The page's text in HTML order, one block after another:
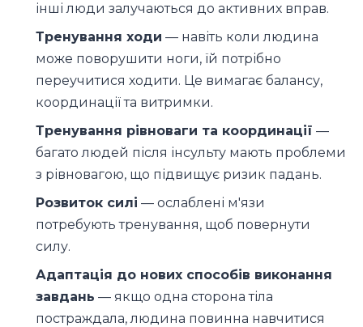
інші люди залучаються до активних вправ.
Тренування ходи — навіть коли людина
може поворушити ноги, їй потрібно
переучитися ходити. Це вимагає балансу,
координації та витримки.
Тренування рівноваги та координації —
багато людей після інсульту мають проблеми
з рівновагою, що підвищує ризик падань.
Розвиток силі — ослаблені м'язи
потребують тренування, щоб повернути
силу.
Адаптація до нових способів виконання
завдань — якщо одна сторона тіла
постраждала, людина повинна навчитися